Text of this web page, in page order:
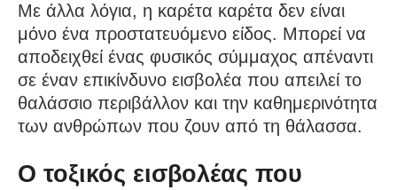
Με άλλα λόγια, η καρέτα καρέτα δεν είναι
μόνο ένα προστατευόμενο είδος. Μπορεί να
αποδειχθεί ένας φυσικός σύμμαχος απέναντι
σε έναν επικίνδυνο εισβολέα που απειλεί το
θαλάσσιο περιβάλλον και την καθημερινότητα
των ανθρώπων που ζουν από τη θάλασσα.
Ο τοξικός εισβολέας που